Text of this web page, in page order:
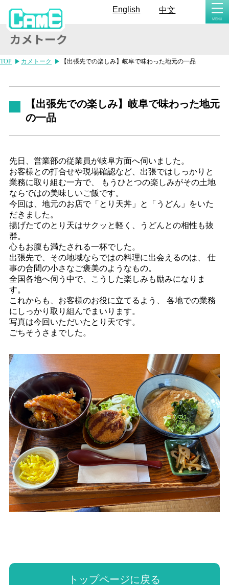
中文
English
TOP カメトーク 【出張先での楽しみ】岐阜で味わった地元の一品
【出張先での楽しみ】岐阜で味わった地元
の一品
先日、営業部の従業員が岐阜方面へ伺いました。
お客様との打合せや現場確認など、出張ではしっかりと
業務に取り組む一方で、 もうひとつの楽しみがその土地
ならではの美味しいご飯です。
今回は、地元のお店で「とり天丼」と「うどん」をいた
だきました。
揚げたてのとり天はサクッと軽く、うどんとの相性も抜
群。
心もお腹も満たされる一杯でした。
出張先で、その地域ならではの料理に出会えるのは、 仕
事の合間の小さなご褒美のようなもの。
全国各地へ伺う中で、こうした楽しみも励みになりま
す。
これからも、お客様のお役に立てるよう、 各地での業務
にしっかり取り組んでまいります。
写真は今回いただいたとり天です。
ごちそうさまでした。
トップページに戻る